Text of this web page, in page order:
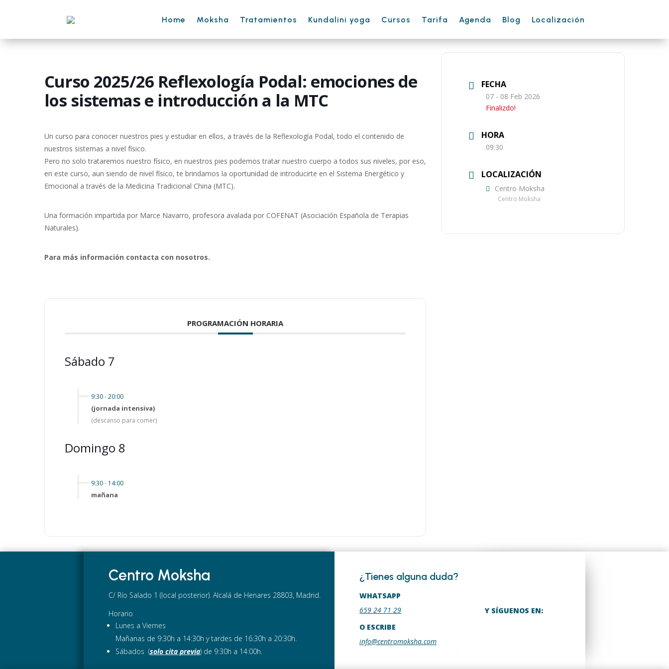
Home Moksha Tratamientos Kundalini yoga Cursos Tarifa Agenda Blog Localización
Curso 2025/26 Reflexología Podal: emociones de
los sistemas e introducción a la MTC
Un curso para conocer nuestros pies y estudiar en ellos, a través de la Reflexología Podal, todo el contenido de
nuestros sistemas a nivel físico.
Pero no solo trataremos nuestro físico, en nuestros pies podemos tratar nuestro cuerpo a todos sus niveles, por eso,
en este curso, aun siendo de nivel físico, te brindamos la oportunidad de introducirte en el Sistema Energético y
Emocional a través de la Medicina Tradicional China (MTC).
Una formación impartida por Marce Navarro, profesora avalada por COFENAT (Asociación Española de Terapias
Naturales).
Para más información contacta con nosotros.
PROGRAMACIÓN HORARIA
Sábado 7
9:30-20:00
(jornada intensiva)
(descanso para comer)
Domingo 8
9:30- 14:00
mañana
FECHA
07 - 08 Feb 2026
Finalizdo!
HORA
09:30
LOCALIZACIÓN
Centro Moksha
Centro Moksha
Centro Moksha
C/ Río Salado 1 (local posterior). Alcalá de Henares 28803, Madrid.
Horario
Lunes a Viernes
Mañanas de 9:30h a 14:30h y tardes de 16:30h a 20:30h.
Sábados (solo cita previa) de 9:30h a 14:00h.
¿Tienes alguna duda?
WHATSAPP
659 24 71 29
O ESCRIBE
info@centromoksha.com
Y SÍGUENOS EN: